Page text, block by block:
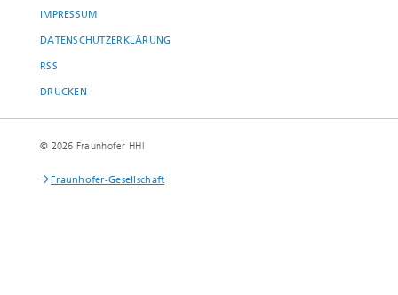
IMPRESSUM
DATENSCHUTZERKLÄRUNG
RSS
DRUCKEN
© 2026 Fraunhofer HHI
Fraunhofer-Gesellschaft